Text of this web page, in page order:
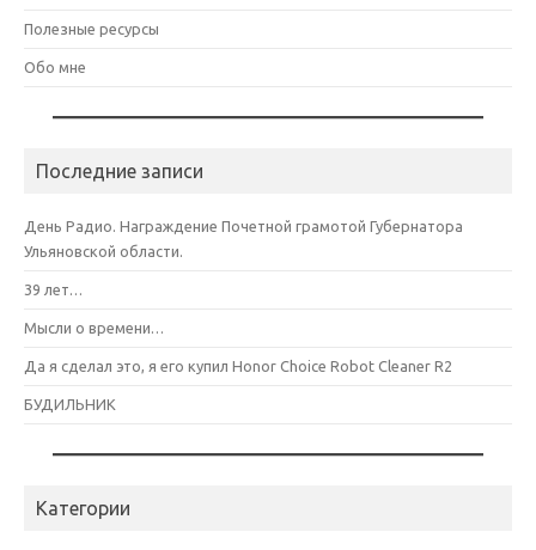
Полезные ресурсы
Обо мне
Последние записи
День Радио. Награждение Почетной грамотой Губернатора
Ульяновской области.
39 лет…
Мысли о времени…
Да я сделал это, я его купил Honor Choice Robot Cleaner R2
БУДИЛЬНИК
Категории